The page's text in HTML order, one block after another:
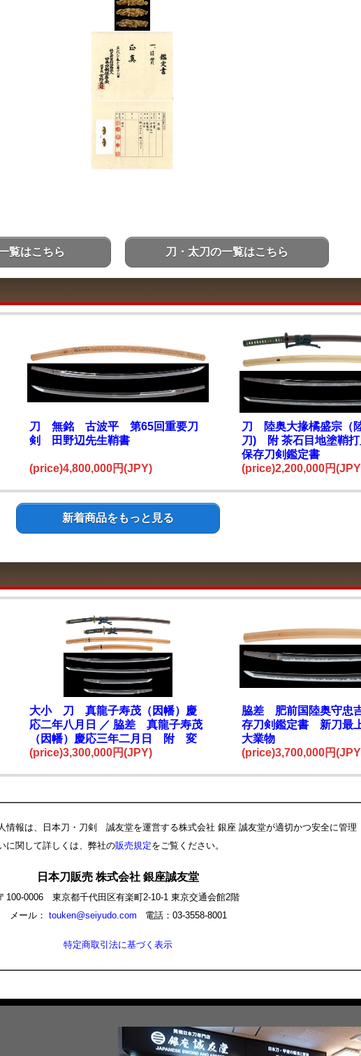
覧はこちら 刀・太刀の一覧はこちら
刀 無銘 古波平 第65回重要刀
剣 田野辺先生鞘書
(price)4,800,000円(JPY)
刀 陸奥大掾橘盛宗（
刀) 附 茶石目地塗鞘
保存刀剣鑑定書
(price)2,200,000円
新着商品をもっと見る
大小 刀 真龍子寿茂（因幡）慶
応二年八月日 ／ 脇差 真龍子寿茂
（因幡）慶応三年二月日 附 変
塗鞘大小拵 特別保存刀剣鑑定書
(price)3,300,000円(JPY)
脇差 肥前国陸奥守忠
存刀剣鑑定書 新刀最
大業物
(price)3,700,000円
情報は、日本刀・刀剣 誠友堂を運営する株式会社 銀座 誠友堂が適切かつ安全に管理
に関して詳しくは、弊社の販売規定をご覧ください。
日本刀販売 株式会社 銀座誠友堂
100-0006 東京都千代田区有楽町2-10-1 東京交通会館2階
メール： touken@seiyudo.com 電話：03-3558-8001
特定商取引法に基づく表示